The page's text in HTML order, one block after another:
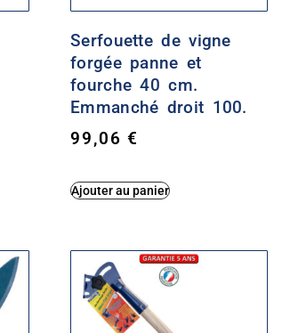
Serfouette de vigne
forgée panne et
fourche 40 cm.
Emmanché droit 100.
99,06€
Ajouter au panier